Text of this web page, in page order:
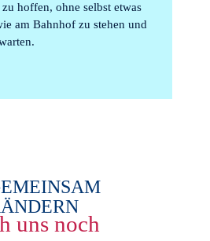
hoffen, ohne selbst etwas
am Bahnhof zu stehen und
uns noch